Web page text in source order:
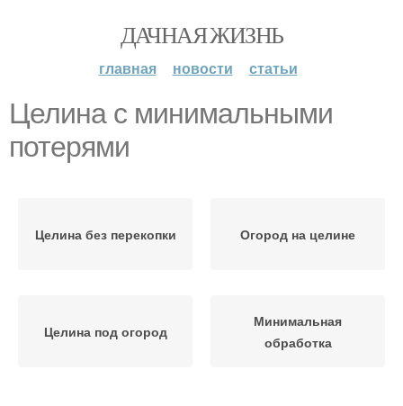
ДАЧНАЯ ЖИЗНЬ
главная новости статьи
Целина с минимальными
потерями
Целина без перекопки Огород на целине
Целина под огород
Минимальная
обработка